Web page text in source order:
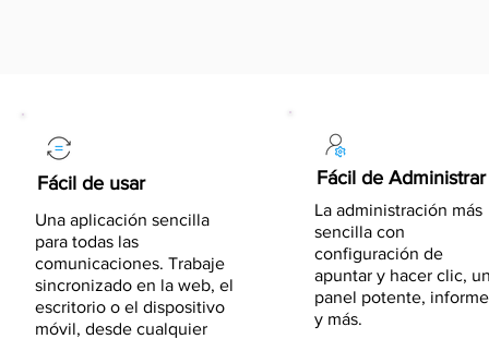
Fácil de usar
Una aplicación sencilla
para todas las
comunicaciones. Trabaje
sincronizado en la web, el
escritorio o el dispositivo
móvil, desde cualquier
Fácil de Administrar
La administración más
sencilla con
configuración de
apuntar y hacer clic,
panel potente,
y más.